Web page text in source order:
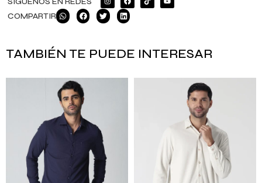
COMPARTIR
TAMBIÉN TE PUEDE INTERESAR